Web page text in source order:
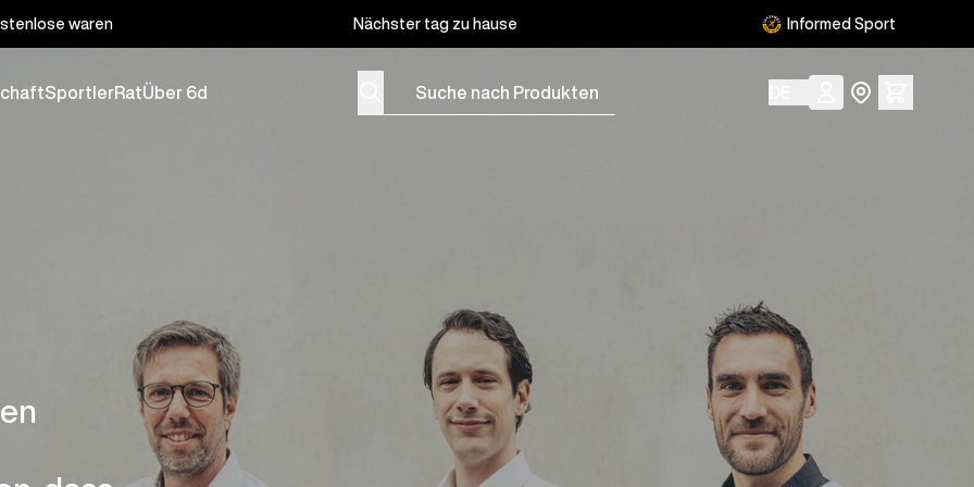
waren Nächster tag zu hause Informed Sport
for Produkte
SportlerRatÜber 6d